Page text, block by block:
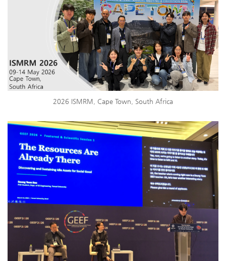
2026 ISMRM, Cape Town, South Africa